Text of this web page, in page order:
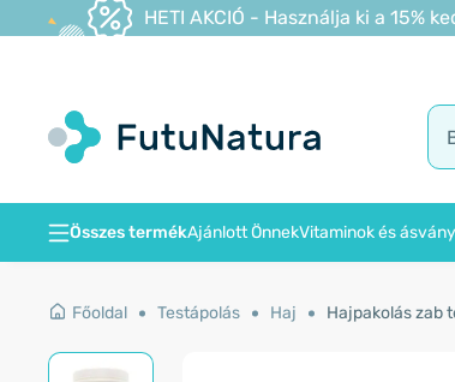
HETI AKCIÓ - Használja ki a 15%
Összes termékAjánlott ÖnnekVitaminok és
Főoldal Testápolás Haj Hajpakolás zab